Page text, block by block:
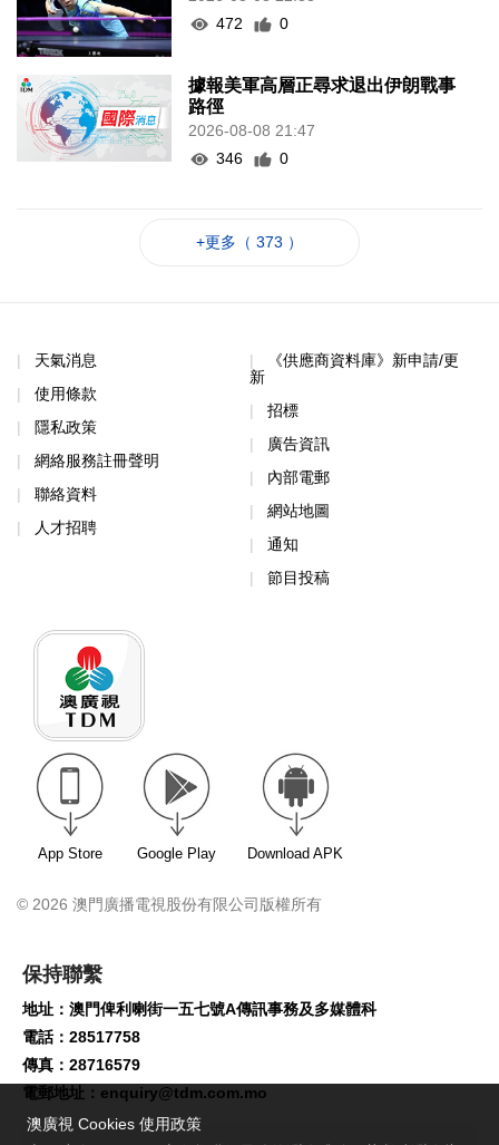
472
0
據報美軍高層正尋求退出伊朗戰事
路徑
2026-08-08 21:47
346
0
+更多（ 373 ）
天氣消息
使用條款
隱私政策
網絡服務註冊聲明
聯絡資料
人才招聘
《供應商資料庫》新申請/更
新
招標
廣告資訊
內部電郵
網站地圖
通知
節目投稿
App Store Google Play Download APK
© 2026 澳門廣播電視股份有限公司版權所有
保持聯繫
地址：澳門俾利喇街一五七號A傳訊事務及多媒體科
電話：28517758
傳真：28716579
電郵地址： enquiry@tdm.com.mo
澳廣視 Cookies 使用政策